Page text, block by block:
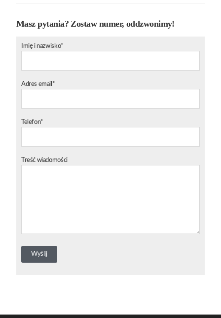
Masz pytania? Zostaw numer, oddzwonimy!
Imię i nazwisko*
Adres email*
Telefon*
Treść wiadomości